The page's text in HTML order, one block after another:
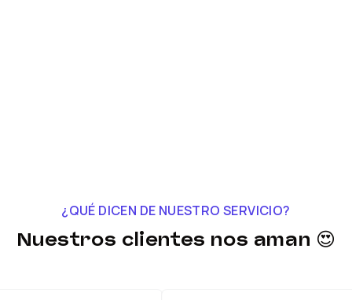
¿QUÉ DICEN DE NUESTRO SERVICIO?
Nuestros clientes nos aman 😍